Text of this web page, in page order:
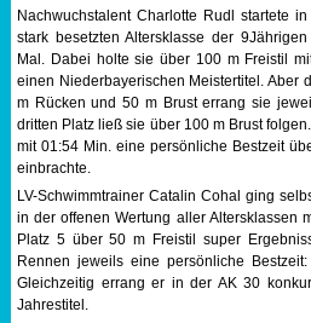
Nachwuchstalent Charlotte Rudl startete
stark besetzten Altersklasse der
Mal. Dabei holte sie über 100 m Freistil
einen Niederbayerischen Meistertitel. Aber
m Rücken und 50 m Brust errang sie
dritten Platz ließ sie über 100 m Brust
mit 01:54 Min. eine persönliche Bestzeit
einbrachte.
LV-Schwimmtrainer Catalin Cohal ging
in der offenen Wertung aller Altersklassen
Platz 5 über 50 m Freistil super
Rennen jeweils eine persönliche
Gleichzeitig errang er in der AK 30
Jahrestitel.
Sportabzeichen
Tempo & Gymnastik